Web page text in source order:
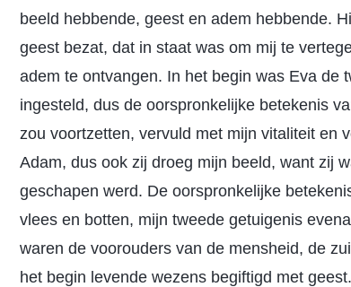
beeld hebbende, geest en adem hebbende.
geest bezat, dat in staat was om mij te
adem te ontvangen. In het begin was Eva de
ingesteld, dus de oorspronkelijke betekenis
zou voortzetten, vervuld met mijn vitaliteit en
Adam, dus ook zij droeg mijn beeld, want zij
geschapen werd. De oorspronkelijke
vlees en botten, mijn tweede getuigenis
waren de voorouders van de mensheid, de
het begin levende wezens begiftigd met